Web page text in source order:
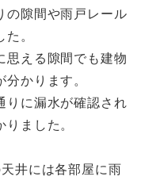
の隙間や雨戸レール
。
思える隙間でも建物
かります。
りに漏水が確認され
ました。
井には各部屋に雨